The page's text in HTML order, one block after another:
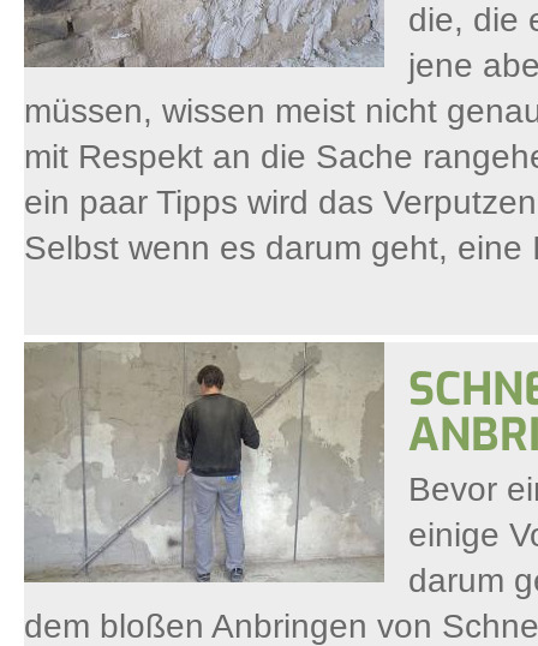
die, die
jene
müssen, wissen meist nicht
mit Respekt an die Sache
ein paar Tipps wird das
Selbst wenn es darum geht,
Bevor
einige
darum
dem bloßen Anbringen von